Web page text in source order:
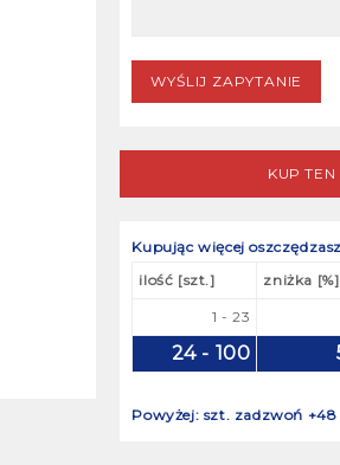
KUP
Kupując więcej
ilość [szt.]
zniżka [%]
1 - 23
24 - 100
Powyżej: szt. zadzwoń